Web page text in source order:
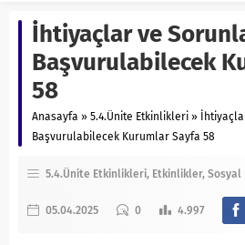
İhtiyaçlar ve
Başvurulabilecek
58
Anasayfa » 5.4.Ünite Etkinlikleri »
Başvurulabilecek Kurumlar Sayfa 58
5.4.Ünite Etkinlikleri Etkinlikler Sosyal
05.04.2025 0 4.997